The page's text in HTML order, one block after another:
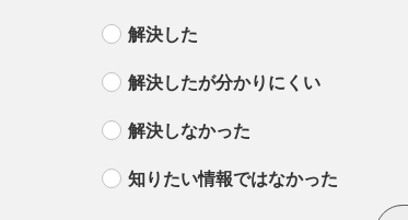
解決した
解決したが分かりにくい
解決しなかった
知りたい情報ではなかった